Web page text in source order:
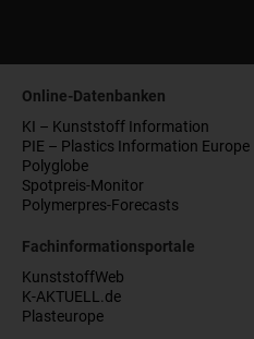
Online-Datenbanken
KI – Kunststoff Information
PIE – Plastics Information Europe
Polyglobe
Spotpreis-Monitor
Polymerpres-Forecasts
Fachinformationsportale
KunststoffWeb
K-AKTUELL.de
Plasteurope